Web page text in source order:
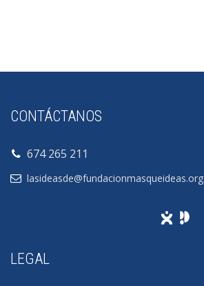
CONTÁCTANOS
674 265 211
lasideasde@fundacionmasqueideas.org
LEGAL